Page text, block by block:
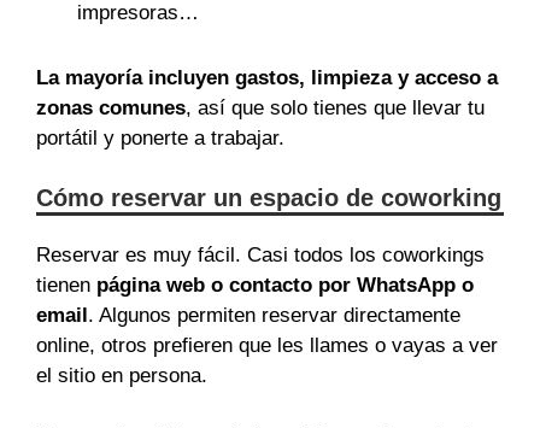
impresoras…
La mayoría incluyen gastos, limpieza y acceso a
zonas comunes, así que solo tienes que llevar tu
portátil y ponerte a trabajar.
Cómo reservar un espacio de coworking
Reservar es muy fácil. Casi todos los coworkings
tienen página web o contacto por WhatsApp o
email . Algunos permiten reservar directamente
online, otros prefieren que les llames o vayas a ver
el sitio en persona.